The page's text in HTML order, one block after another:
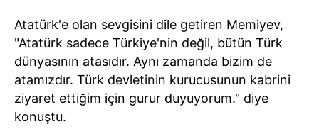
Atatürk'e olan sevgisini dile getiren Memiyev,
"Atatürk sadece Türkiye'nin değil, bütün Türk
dünyasının atasıdır. Aynı zamanda bizim de
atamızdır. Türk devletinin kurucusunun kabrini
ziyaret ettiğim için gurur duyuyorum." diye
konuştu.